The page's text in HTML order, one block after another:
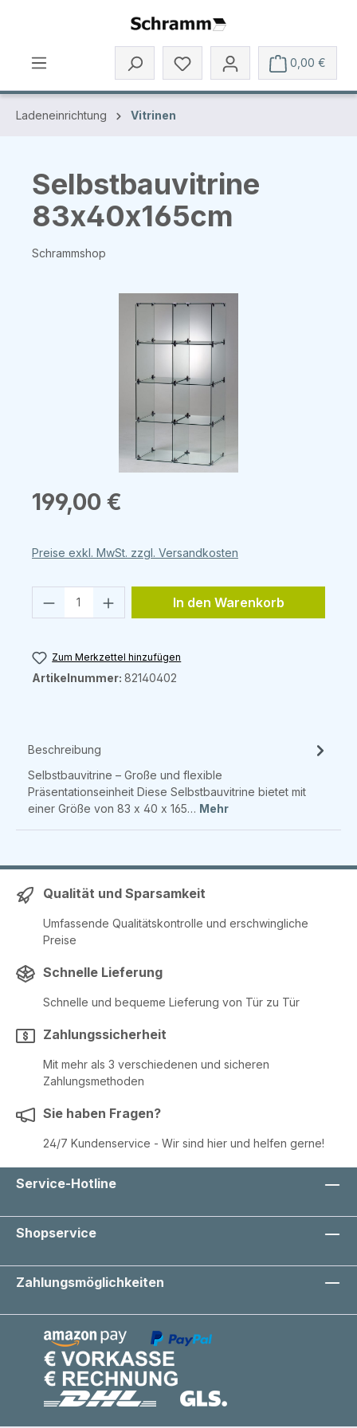
Zum Hauptinhalt springen
0,00 €
Ladeneinrichtung Vitrinen
Selbstbauvitrine
83x40x165cm
Schrammshop
Bildergalerie überspringen
Regulärer Preis:
199,00 €
Preise exkl. MwSt. zzgl. Versandkosten
Produkt Anzahl: Gib den
In den Warenkorb
Zum Merkzettel hinzufügen
Artikelnummer: 82140402
Beschreibung
Selbstbauvitrine – Große und flexible
Präsentationseinheit Diese Selbstbauvitrine bietet mit
einer Größe von 83 x 40 x 165… Mehr
Qualität und Sparsamkeit
Umfassende Qualitätskontrolle und erschwingliche
Preise
Schnelle Lieferung
Schnelle und bequeme Lieferung von Tür zu Tür
Zahlungssicherheit
Mit mehr als 3 verschiedenen und sicheren
Zahlungsmethoden
Sie haben Fragen?
24/7 Kundenservice - Wir sind hier und helfen gerne!
Service-Hotline
Shopservice
Zahlungsmöglichkeiten